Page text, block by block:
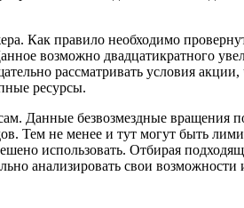
Как правило необходимо
возможно двадцатикратного
рассматривать условия акции,
ресурсы.
Данные безвозмездные вращения
Тем не менее и тут могут быть
использовать. Отбирая
анализировать свои возможности